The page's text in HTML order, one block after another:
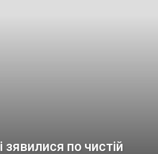
зявилися по чистій